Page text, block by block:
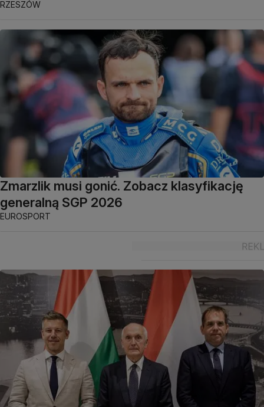
RZESZÓW
Zmarzlik musi gonić. Zobacz klasyfikację
generalną SGP 2026
EUROSPORT